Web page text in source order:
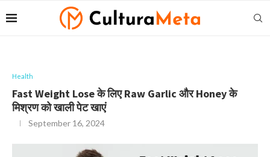
Health
Fast Weight Lose के लिए Raw Garlic और Honey के
मिश्रण को खाली पेट खाएं
September 16, 2024